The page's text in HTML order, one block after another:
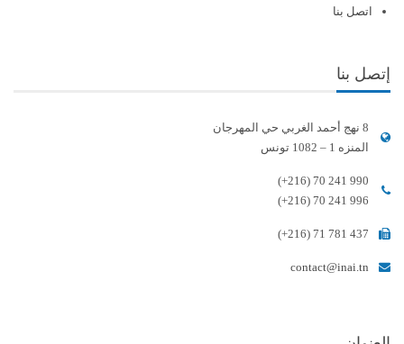
اتصل بنا
إتصل بنا
8 نهج أحمد الغربي حي المهرجان
المنزه 1 – 1082 تونس
(+216) 70 241 990
(+216) 70 241 996
(+216) 71 781 437
contact@inai.tn